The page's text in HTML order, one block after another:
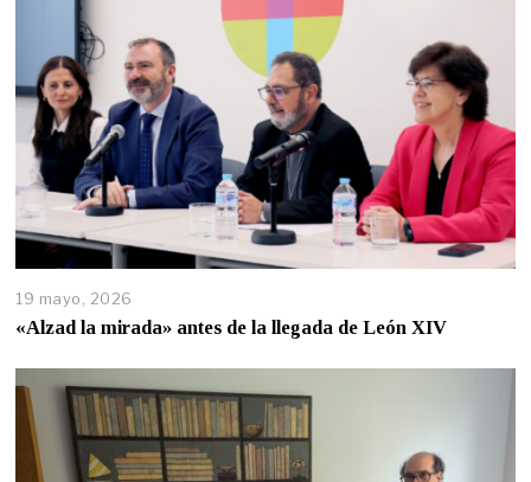
19 mayo, 2026
«Alzad la mirada» antes de la llegada de León XIV